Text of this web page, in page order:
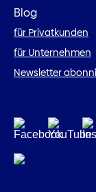
Blog
für Privatkunden
für Unternehmen
Newsletter